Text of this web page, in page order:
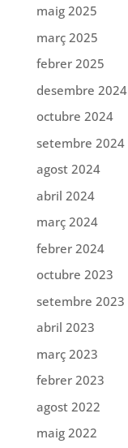
maig 2025
març 2025
febrer 2025
desembre 2024
octubre 2024
setembre 2024
agost 2024
abril 2024
març 2024
febrer 2024
octubre 2023
setembre 2023
abril 2023
març 2023
febrer 2023
agost 2022
maig 2022